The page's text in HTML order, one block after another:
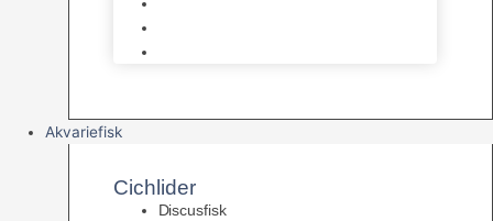
Akvariefisk
Cichlider
Discusfisk